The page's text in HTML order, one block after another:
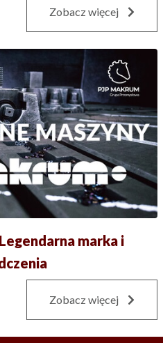
Zobacz więcej
marka i
Zobacz więcej